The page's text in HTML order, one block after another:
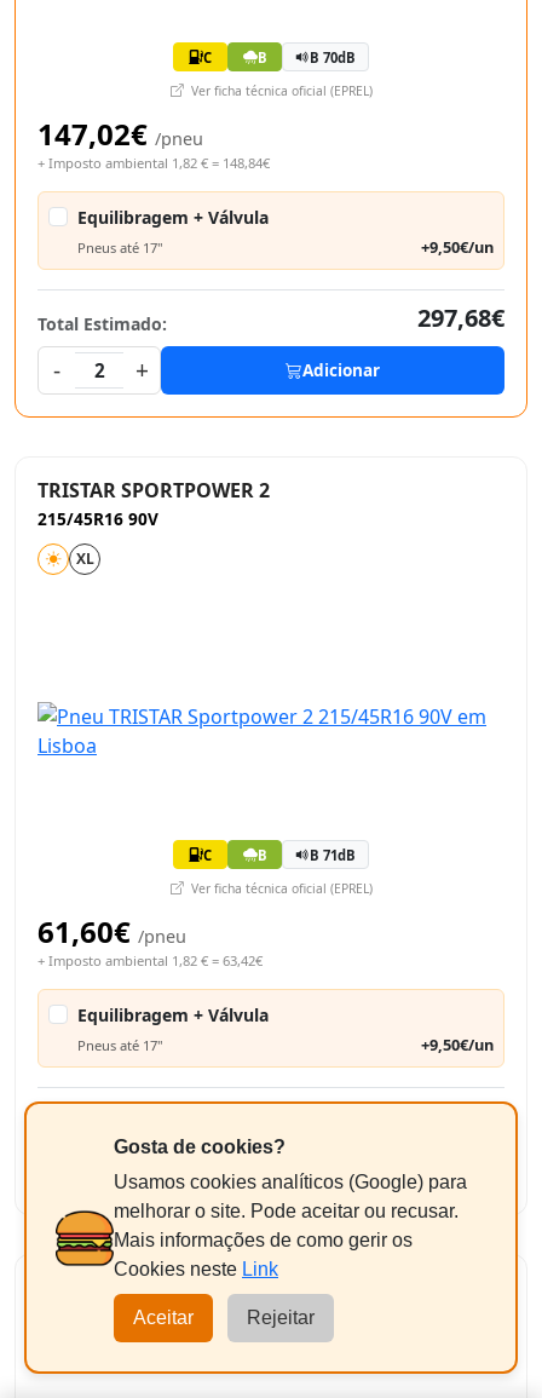
C B B 70dB
Ver ficha técnica oficial (EPREL)
147,02€ /pneu
+ Imposto ambiental 1,82 € = 148,84€
Equilibragem + Válvula
Pneus até 17" +9,50€/un
Total Estimado:
297,68€
-
2 + Adicionar
TRISTAR SPORTPOWER 2
215/45R16 90V
XL
C B B 71dB
Ver ficha técnica oficial (EPREL)
61,60€ /pneu
+ Imposto ambiental 1,82 € = 63,42€
Equilibragem + Válvula
Pneus até 17" +9,50€/un
Adicionar
YOKOHAMA BLUEARTH-GT AE51
215/45R16 90V
Gosta de cookies?
Usamos cookies analíticos (Google) para
melhorar o site. Pode aceitar ou recusar.
Mais informações de como gerir os
Cookies neste Link
Aceitar Rejeitar